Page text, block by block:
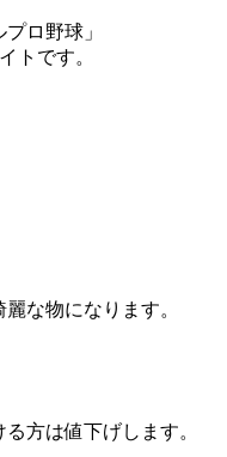
ロ野球」
トです。
な物になります。
方は値下げします。